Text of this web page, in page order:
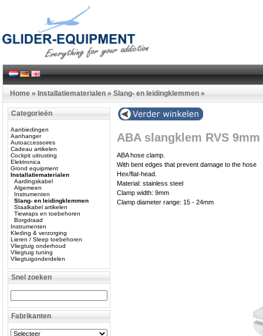
Home » Installatiematerialen » Slang- en leidingklemmen »
Categorieën
Aanbiedingen
Aanhanger
Autoaccessoires
Cadeau artikelen
Cockpit uitrusting
Elektronica
Grond equipment
Installatiematerialen
Aardingskabel
Algemeen
Instrumenten
Slang- en leidingklemmen
Staalkabel artikelen
Tiewraps en toebehoren
Borgdraad
Instrumenten
Kleding & verzorging
Lieren / Sleep toebehoren
Vliegtuig onderhoud
Vliegtuig tuning
Vliegtuigonderdelen
Snel zoeken
Fabrikanten
ABA slangklem RVS
ABA hose clamp.
With bent edges that prevent damage to the hose
Hex/flat-head.
Material: stainless steel
Clamp width: 9mm
Clamp diameter range: 15 - 24mm